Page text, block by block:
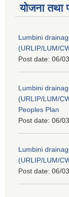
योजना तथा
Lumbini
(URLIP/LUM/
Post date: 06/
Lumbini
(URLIP/LUM/
Peoples Plan
Post date: 06/
Lumbini
(URLIP/LUM/
Post date: 06/